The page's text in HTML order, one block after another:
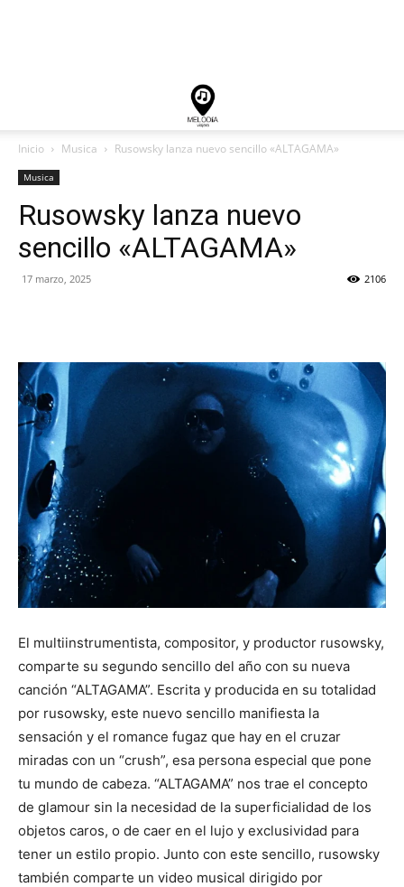
Inicio Musica Rusowsky lanza nuevo sencillo «ALTAGAMA»
Musica
Rusowsky lanza nuevo
sencillo «ALTAGAMA»
17 marzo, 2025 2106
El multiinstrumentista, compositor, y productor rusowsky,
comparte su segundo sencillo del año con su nueva
canción “ALTAGAMA”. Escrita y producida en su totalidad
por rusowsky, este nuevo sencillo manifiesta la
sensación y el romance fugaz que hay en el cruzar
miradas con un “crush”, esa persona especial que pone
tu mundo de cabeza. “ALTAGAMA” nos trae el concepto
de glamour sin la necesidad de la superficialidad de los
objetos caros, o de caer en el lujo y exclusividad para
tener un estilo propio. Junto con este sencillo, rusowsky
también comparte un video musical dirigido por